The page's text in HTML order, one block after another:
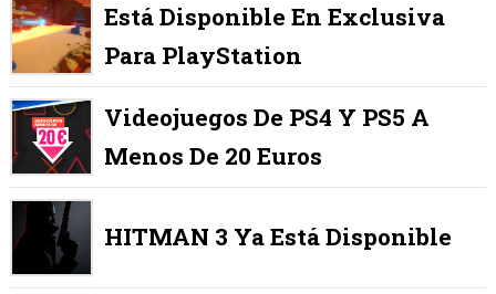
Está Disponible En Exclusiva
Para PlayStation
Videojuegos De PS4 Y PS5 A
Menos De 20 Euros
HITMAN 3 Ya Está Disponible